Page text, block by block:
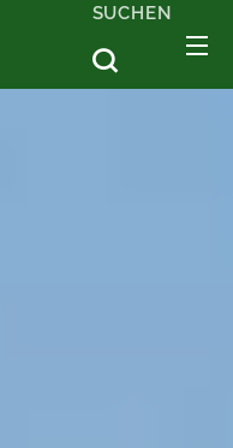
SUCHEN